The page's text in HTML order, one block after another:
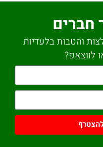
חברים
והטבות בלעדיות
לווצאפ?